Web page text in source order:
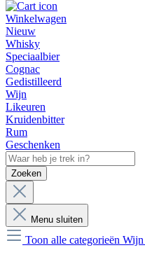
Winkelwagen
Nieuw
Whisky
Speciaalbier
Cognac
Gedistilleerd
Wijn
Likeuren
Kruidenbitter
Rum
Geschenken
Zoeken
Menu sluiten
Toon alle categorieën Wijn